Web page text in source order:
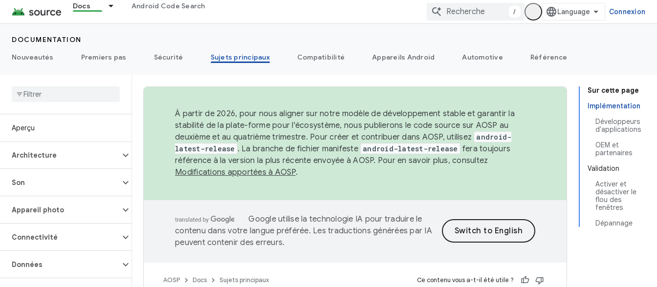
Docs Android Code Search
/ Connexion
DOCUMENTATION
Nouveautés
Premiers pas Sécurité Sujets principaux Compatibilité Appareils Android Automotive Référence
Aperçu
Architecture
Son
Appareil photo
Connectivité
Données
Sur cette page
Implémentation
Développeurs
d'applications
OEM et
partenaires
Validation
Activer et
désactiver le
flou des
fenêtres
Dépannage
À partir de 2026, pour nous aligner sur notre modèle de développement stable et garantir la
stabilité de la plate-forme pour l'écosystème, nous publierons le code source sur AOSP au
deuxième et au quatrième trimestre. Pour créer et contribuer dans AOSP, utilisez android-
latest-release . La branche de fichier manifeste android-latest-release fera toujours
référence à la version la plus récente envoyée à AOSP. Pour en savoir plus, consultez
Modifications apportées à AOSP.
Google utilise la technologie IA pour traduire le
contenu dans votre langue préférée. Les traductions générées par IA
peuvent contenir des erreurs.
AOSP Docs Sujets principaux Ce contenu vous a-t-il été utile ?